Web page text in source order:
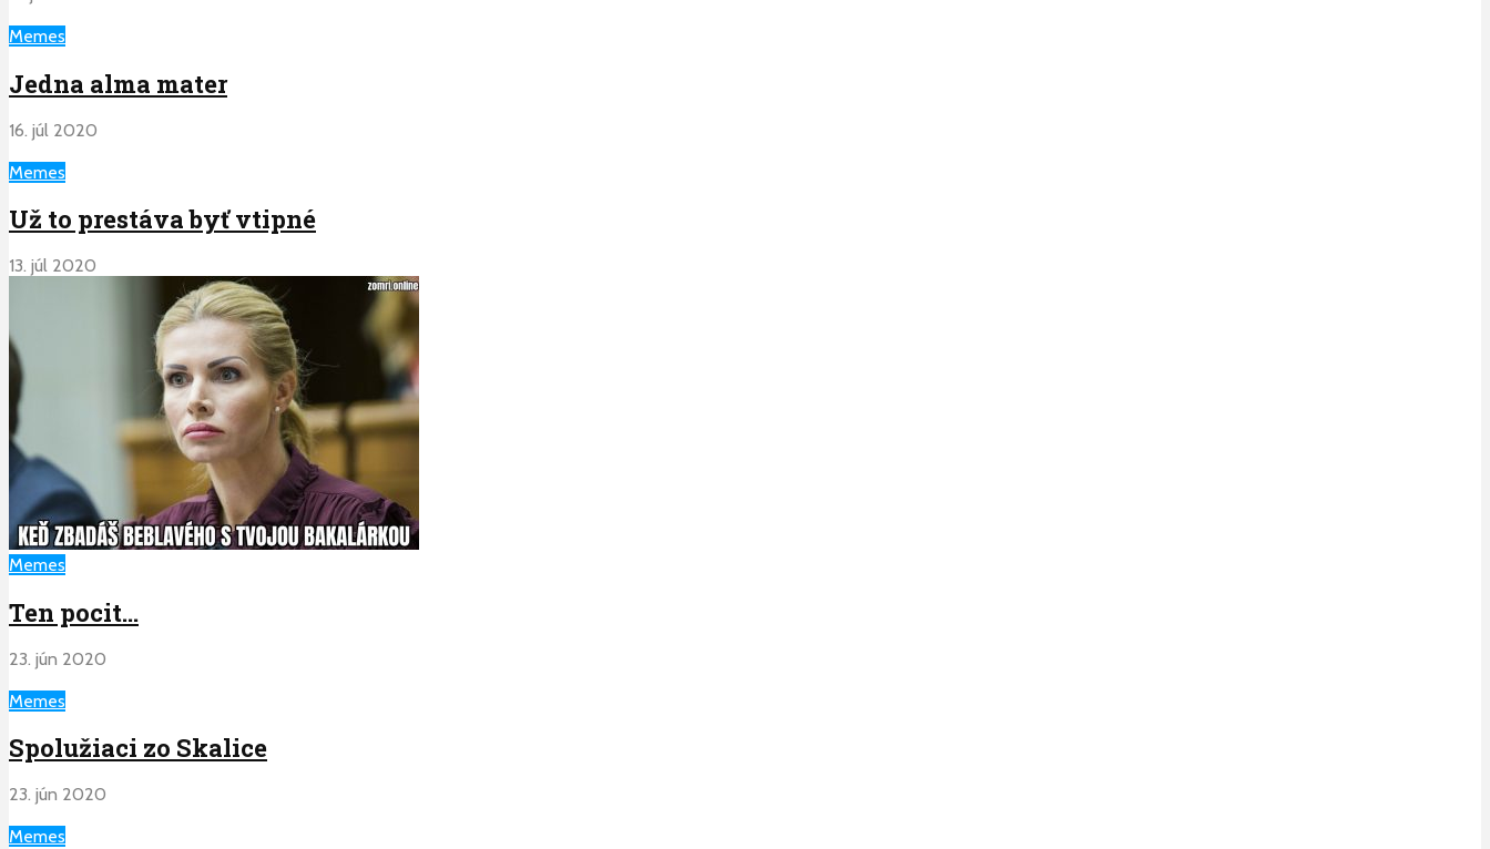
Memes
Jedna alma mater
16. júl 2020
Memes
Už to prestáva byť vtipné
13. júl 2020
Memes
Ten pocit…
23. jún 2020
Memes
Spolužiaci zo Skalice
23. jún 2020
Memes